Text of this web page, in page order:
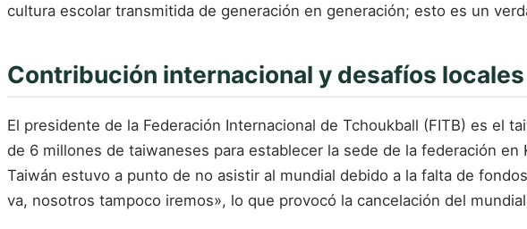
cultura escolar transmitida de generación en generación; esto es un
Contribución internacional y desafíos locales
El presidente de la Federación Internacional de Tchoukball (FITB) es el
de 6 millones de taiwaneses para establecer la sede de la federación
Taiwán estuvo a punto de no asistir al mundial debido a la falta de
va, nosotros tampoco iremos», lo que provocó la cancelación del